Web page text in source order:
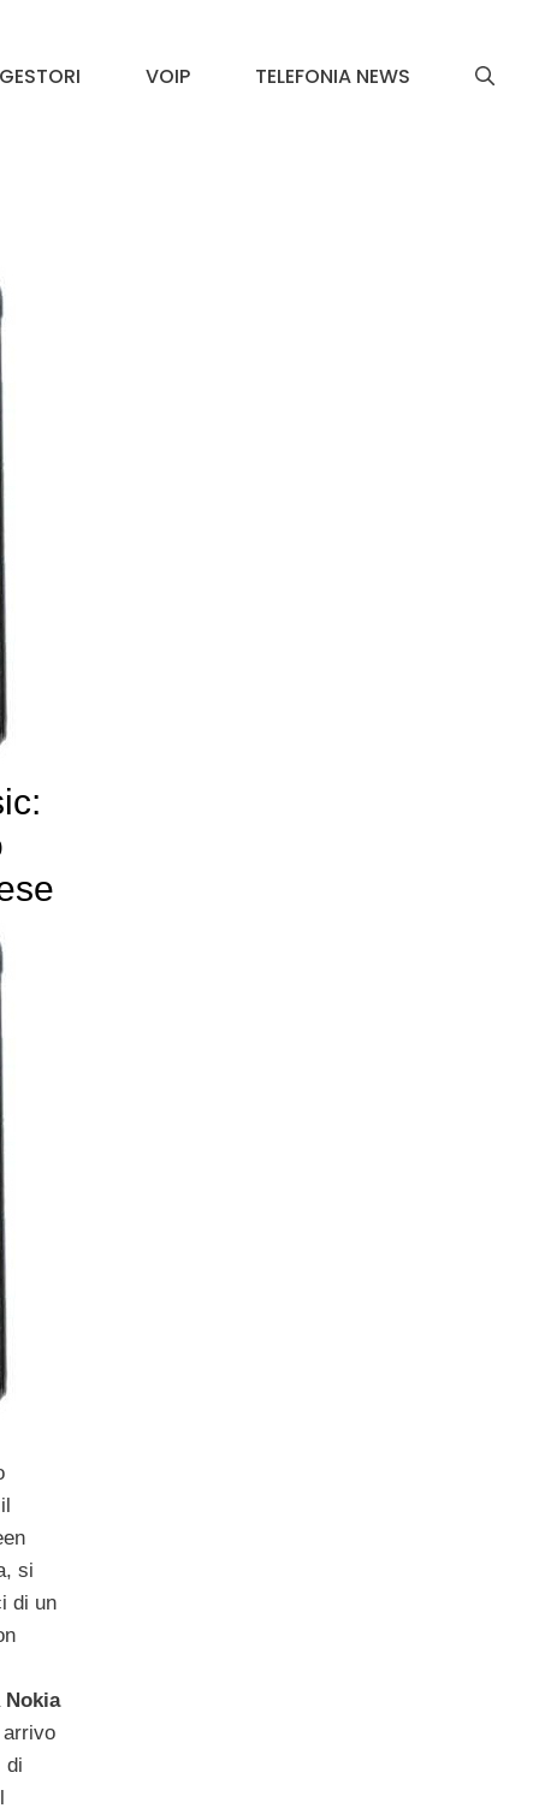
GESTORI VOIP TELEFONIA NEWS
si
di un
Nokia
di